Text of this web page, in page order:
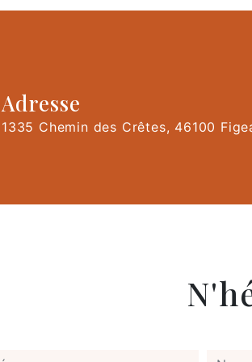
Adresse
1335 Chemin des Crêtes, 46100